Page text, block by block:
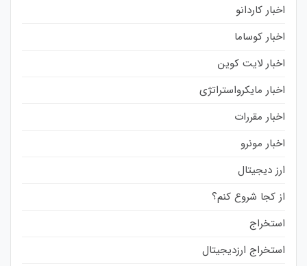
اخبار کاردانو
اخبار کوساما
اخبار لایت کوین
اخبار مایکرواستراتژی
اخبار مقررات
اخبار مونرو
ارز دیجیتال
از کجا شروع کنم؟
استخراج
استخراج ارزدیجیتال